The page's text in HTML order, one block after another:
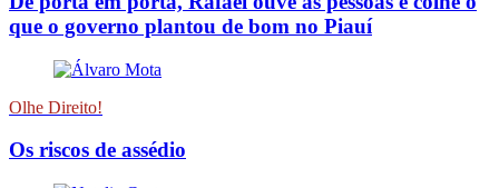
que o governo plantou de bom no Piauí
Olhe Direito!
Os riscos de assédio